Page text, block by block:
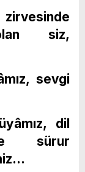
siz,
sevgi
dil
ve sürur